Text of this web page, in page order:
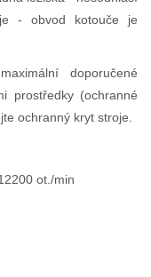
- obvod kotouče je
doporučené
prostředky (ochranné
ochranný kryt stroje.
ot./min